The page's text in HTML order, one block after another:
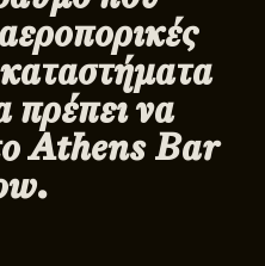
καταστήματα
πρέπει να
Athens Bar
.